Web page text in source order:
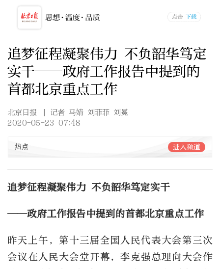
追梦征程凝聚伟力 不负韶华笃定
实干——政府工作报告中提到的
首都北京重点工作
北京日报
| 记者 马婧 刘菲菲 刘冕
2020-05-23 07:48
热点 进入频道
追梦征程凝聚伟力 不负韶华笃定实干
——政府工作报告中提到的首都北京重点工作
昨天上午，第十三届全国人民代表大会第三次
会议在人民大会堂开幕，李克强总理向大会作